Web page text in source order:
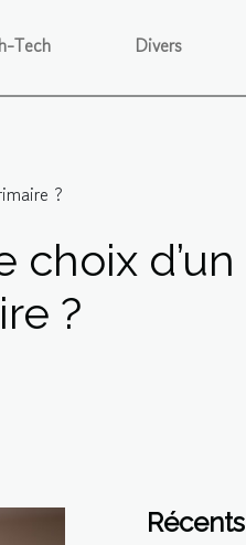
Tech Divers
?
d’un
?
Récents